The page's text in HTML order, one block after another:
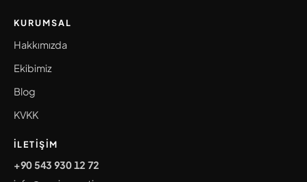
KURUMSAL
Hakkımızda
Ekibimiz
Blog
KVKK
İLETIŞIM
+90 543 930 12 72